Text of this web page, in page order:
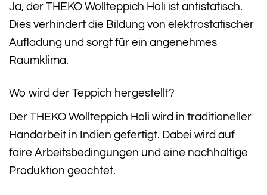
Ja, der THEKO Wollteppich Holi ist antistatisch.
Dies verhindert die Bildung von elektrostatischer
Aufladung und sorgt für ein angenehmes
Raumklima.
Wo wird der Teppich hergestellt?
Der THEKO Wollteppich Holi wird in traditioneller
Handarbeit in Indien gefertigt. Dabei wird auf
faire Arbeitsbedingungen und eine nachhaltige
Produktion geachtet.